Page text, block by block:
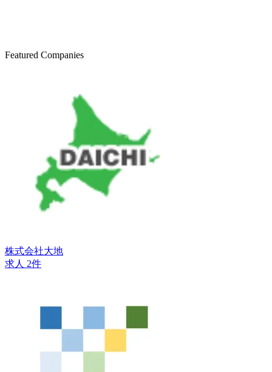
Featured Companies
株式会社大地
求人 2件